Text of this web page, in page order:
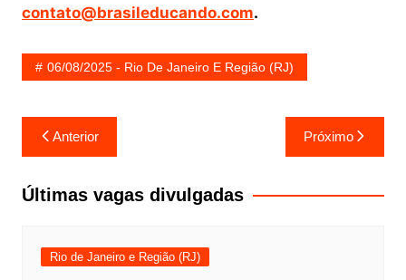
contato@brasileducando.com.
06/08/2025 - Rio De Janeiro E Região (RJ)
Navegação
de
Post
Anterior Próximo
Últimas vagas divulgadas
Rio de Janeiro e Região (RJ)